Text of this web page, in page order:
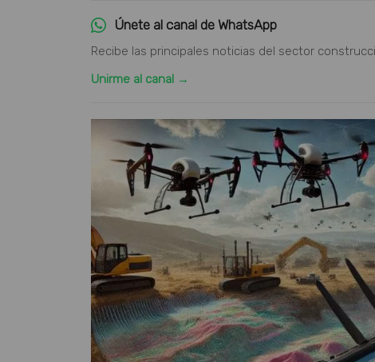
Únete al canal de WhatsApp
Recibe las principales noticias del sector
Unirme al canal →